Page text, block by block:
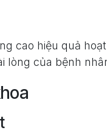
cao hiệu quả hoạt
lòng của bệnh